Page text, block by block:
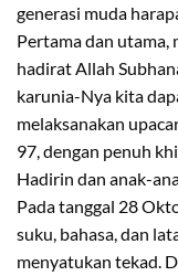
generasi muda
Pertama dan
hadirat Allah
karunia-Nya kita
melaksanakan
97, dengan penuh
Hadirin dan anak-
Pada tanggal 28
suku, bahasa, dan
menyatukan tekad.